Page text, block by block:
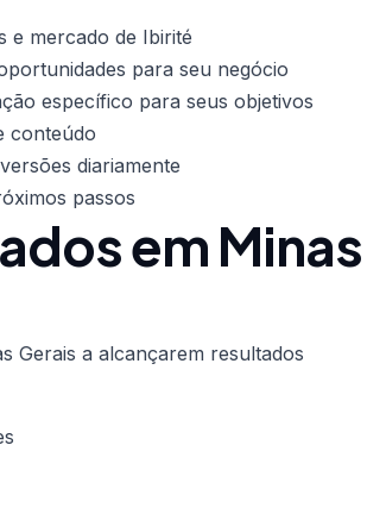
e mercado de Ibirité
para seu negócio
específico para seus objetivos
conteúdo
diariamente
passos
em Minas
Gerais a alcançarem resultados